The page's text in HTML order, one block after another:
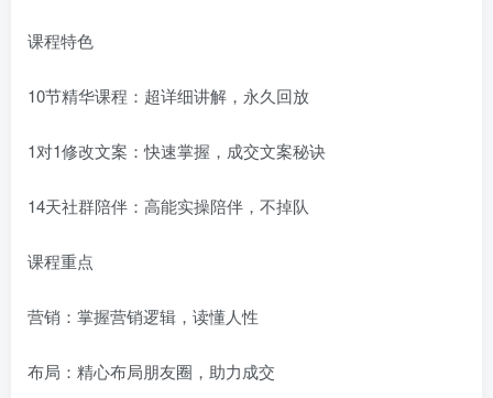
课程特色
10节精华课程：超详细讲解，永久回放
1对1修改文案：快速掌握，成交文案秘诀
14天社群陪伴：高能实操陪伴，不掉队
课程重点
营销：掌握营销逻辑，读懂人性
布局：精心布局朋友圈，助力成交